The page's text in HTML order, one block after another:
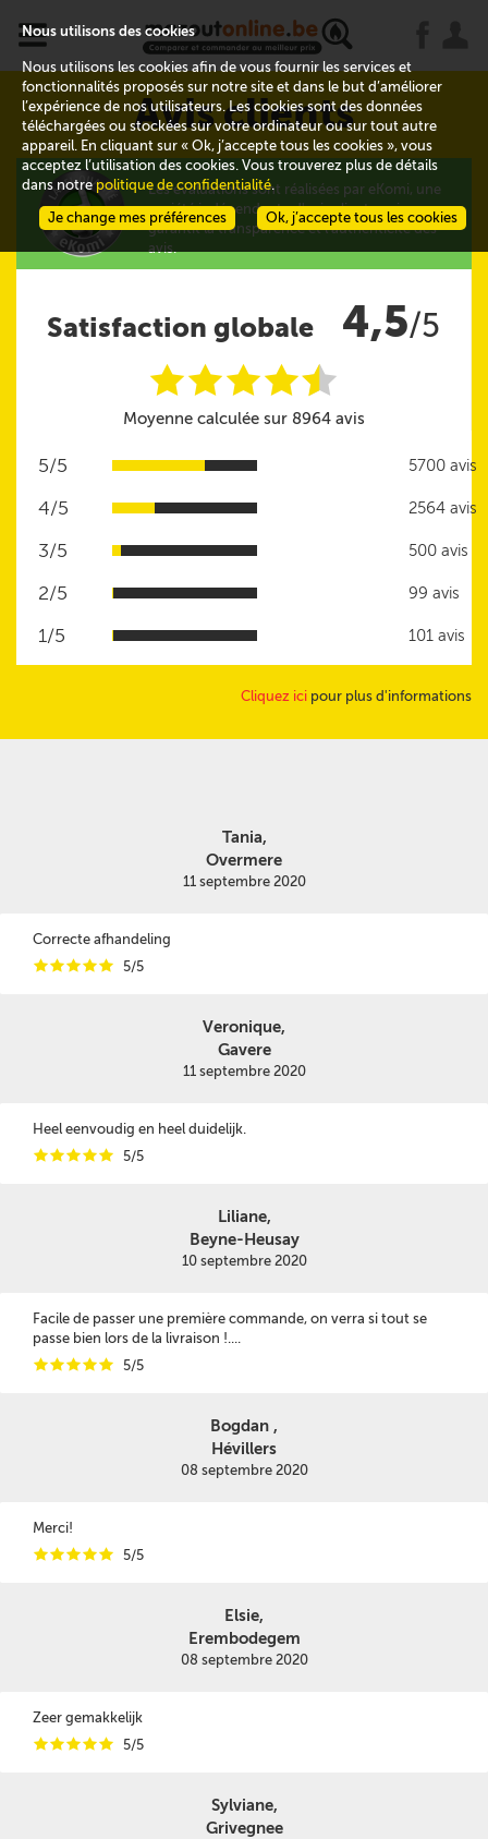
x
Avis clients
Les évaluations sont réalisées par eKomi, une
société indépendante d'avis clients qui
garantit la transparence et l'authenticité des
avis.
Satisfaction globale 4,5/5
iiiii
@
Moyenne calculée sur 8964 avis
5/5 5700 avis
4/5 2564 avis
3/5 500 avis
2/5 99 avis
1/5 101 avis
Cliquez ici pour plus d'informations
Tania,
Overmere
11 septembre 2020
Correcte afhandeling
iiiii 5/5
Veronique,
Gavere
11 septembre 2020
Heel eenvoudig en heel duidelijk.
iiiii 5/5
Liliane,
Beyne-Heusay
10 septembre 2020
Facile de passer une première commande, on verra si tout se
passe bien lors de la livraison !....
iiiii 5/5
Bogdan ,
Hévillers
08 septembre 2020
Merci!
iiiii 5/5
Elsie,
Erembodegem
08 septembre 2020
Zeer gemakkelijk
iiiii 5/5
Sylviane,
Grivegnee
Nous utilisons des cookies
Nous utilisons les cookies afin de vous fournir les services et
fonctionnalités proposés sur notre site et dans le but d’améliorer
l’expérience de nos utilisateurs. Les cookies sont des données
téléchargées ou stockées sur votre ordinateur ou sur tout autre
appareil. En cliquant sur « Ok, j’accepte tous les cookies », vous
acceptez l’utilisation des cookies. Vous trouverez plus de détails
dans notrepolitique de confidentialité.
Ok, j’accepte tous les cookies
Je change mes préférences